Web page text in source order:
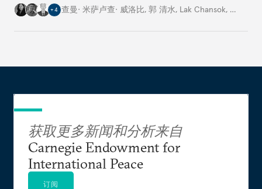
人有何不同？
+4 查曼· 米萨卢查· 威洛比, 郭 清水, Lak Chansok, …
获取更多新闻和分析来自
Carnegie Endowment for
International Peace
订阅